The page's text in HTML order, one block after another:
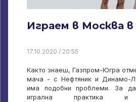
Играем в Москва в
17.10.2020 / 20:55
Както знаеш, Газпром-Югра
мача - с Нефтяник и Динамо-
има подобни проблеми. За
игрална практика и